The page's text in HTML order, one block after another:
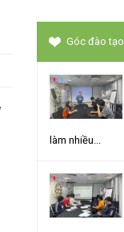
Góc đào tạo
làm nhiều...